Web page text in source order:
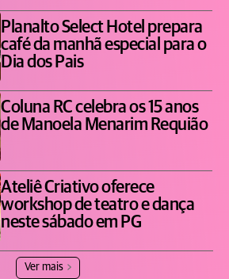
Planalto Select Hotel prepara
café da manhã especial para o
Dia dos Pais
Coluna RC celebra os 15 anos
de Manoela Menarim Requião
Ateliê Criativo oferece
workshop de teatro e dança
neste sábado em PG
Ver mais